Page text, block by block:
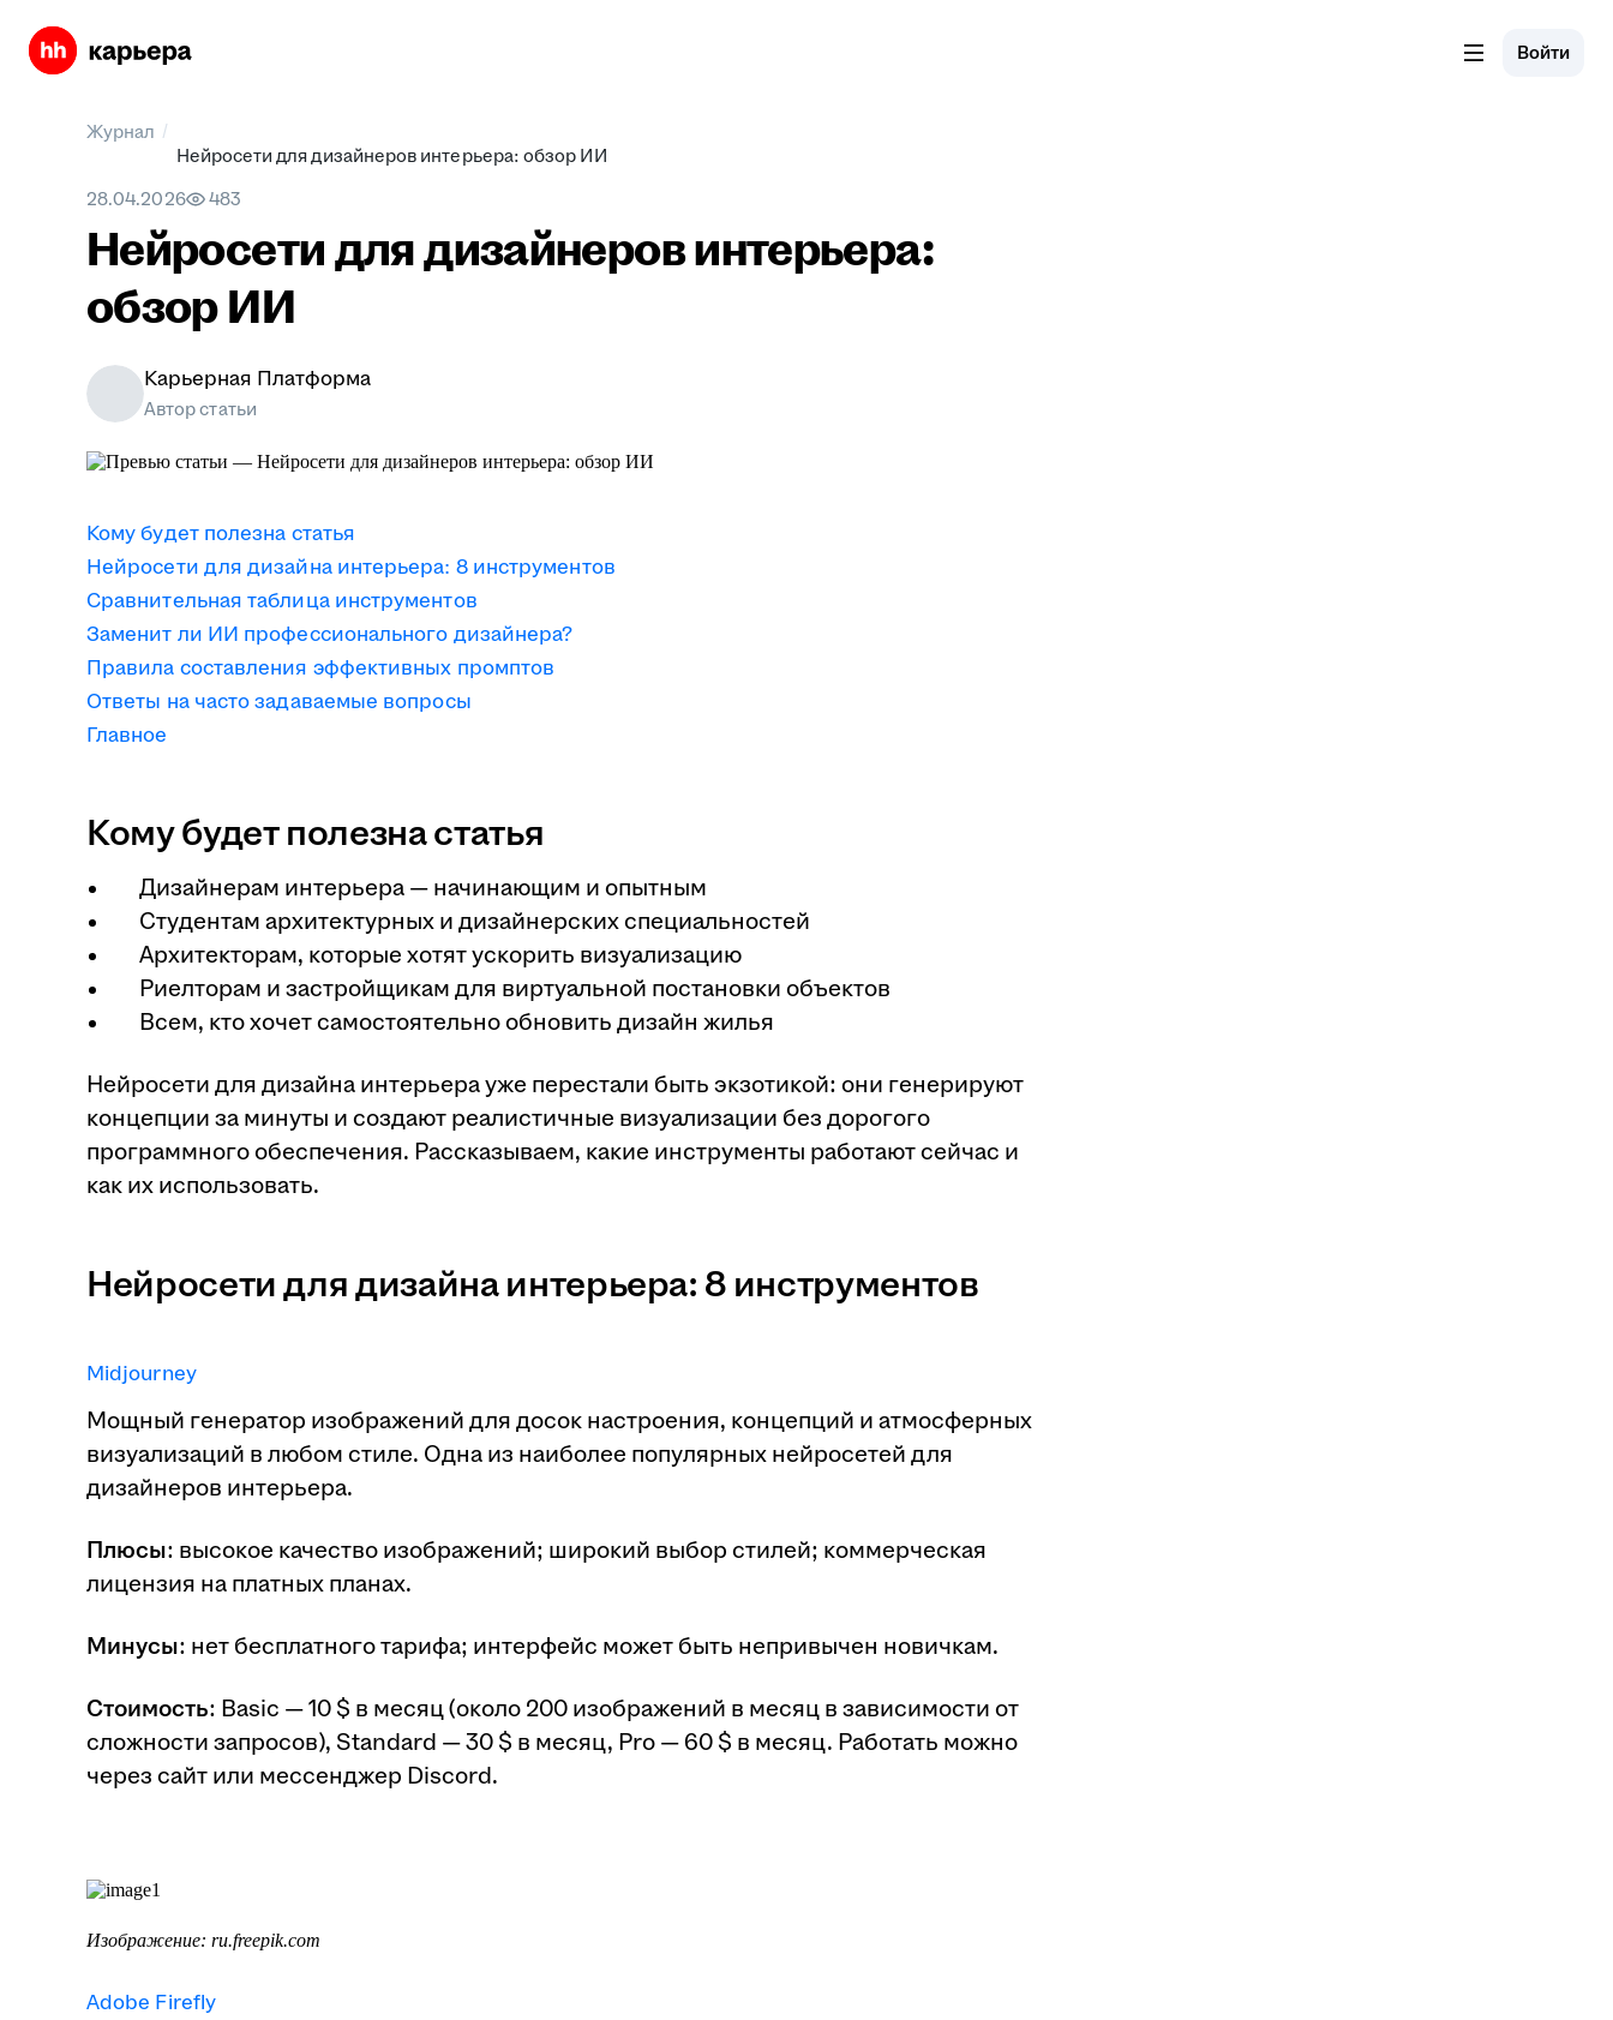
Войти
Журнал /
Нейросети для дизайнеров интерьера: обзор ИИ
28.04.2026 483
Нейросети для дизайнеров интерьера:
обзор ИИ
Карьерная Платформа
Автор статьи
Кому будет полезна статья
Нейросети для дизайна интерьера: 8 инструментов
Сравнительная таблица инструментов
Заменит ли ИИ профессионального дизайнера?
Правила составления эффективных промптов
Ответы на часто задаваемые вопросы
Главное
Кому будет полезна статья
Дизайнерам интерьера — начинающим и опытным
Студентам архитектурных и дизайнерских специальностей
Архитекторам, которые хотят ускорить визуализацию
Риелторам и застройщикам для виртуальной постановки объектов
Всем, кто хочет самостоятельно обновить дизайн жилья
Нейросети для дизайна интерьера уже перестали быть экзотикой: они генерируют
концепции за минуты и создают реалистичные визуализации без дорогого
программного обеспечения. Рассказываем, какие инструменты работают сейчас и
как их использовать.
Нейросети для дизайна интерьера: 8 инструментов
Midjourney
Мощный генератор изображений для досок настроения, концепций и атмосферных
визуализаций в любом стиле. Одна из наиболее популярных нейросетей для
дизайнеров интерьера.
Плюсы: высокое качество изображений; широкий выбор стилей; коммерческая
лицензия на платных планах.
Минусы: нет бесплатного тарифа; интерфейс может быть непривычен новичкам.
Стоимость: Basic — 10 $ в месяц (около 200 изображений в месяц в зависимости от
сложности запросов), Standard — 30 $ в месяц, Pro — 60 $ в месяц. Работать можно
через сайт или мессенджер Discord.
Изображение: ru.freepik.com
Adobe Firefly